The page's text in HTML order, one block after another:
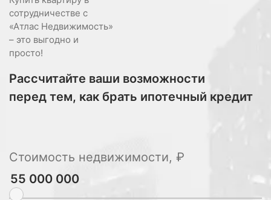
сотрудничестве с
«Атлас Недвижимость»
– это выгодно и
просто!
Рассчитайте ваши возможности
перед тем, как брать ипотечный кредит
Стоимость недвижимости, ₽